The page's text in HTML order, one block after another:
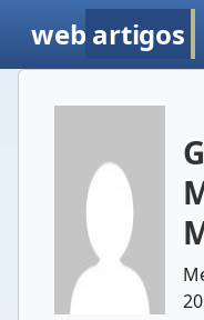
web artigos